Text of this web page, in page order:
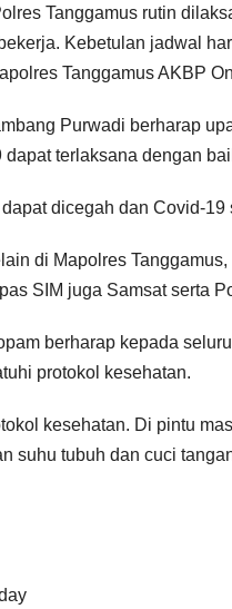
Tanggamus rutin
Kebetulan jadwal
Tanggamus AKBP
Purwadi berharap
terlaksana dengan
dicegah dan Covid-19
di Mapolres
SIM juga Samsat serta
berharap kepada
protokol kesehatan.
kesehatan. Di pintu
suhu tubuh dan cuci